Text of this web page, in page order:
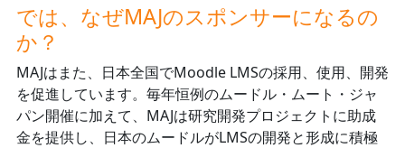
では、なぜMAJのスポンサーになるの
か？
MAJはまた、日本全国でMoodle LMSの採用、使用、開発
を促進しています。毎年恒例のムードル・ムート・ジャ
パン開催に加えて、MAJは研究開発プロジェクトに助成
金を提供し、日本のムードルがLMSの開発と形成に積極